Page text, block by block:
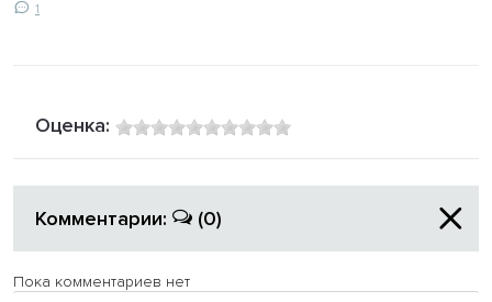
1
Оценка:
Комментарии: (0)
Пока комментариев нет